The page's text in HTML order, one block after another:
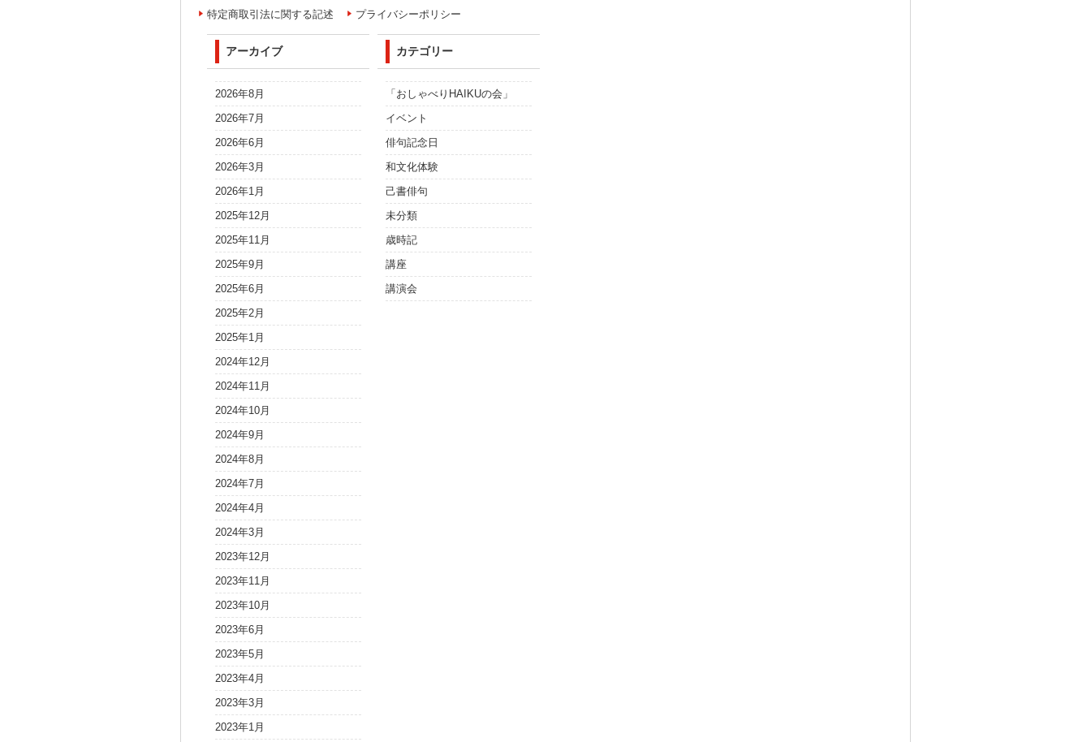
特定商取引法に関する記述 プライバシーポリシー
アーカイブ
2026年8月
2026年7月
2026年6月
2026年3月
2026年1月
2025年12月
2025年11月
2025年9月
2025年6月
2025年2月
2025年1月
2024年12月
2024年11月
2024年10月
2024年9月
2024年8月
2024年7月
2024年4月
2024年3月
2023年12月
2023年11月
2023年10月
2023年6月
2023年5月
2023年4月
2023年3月
2023年1月
カテゴリー
「おしゃべりHAIKUの会」
イベント
俳句記念日
和文化体験
己書俳句
未分類
歳時記
講座
講演会